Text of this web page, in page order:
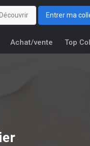
Découvrir Entrer ma
Achat/vente Top